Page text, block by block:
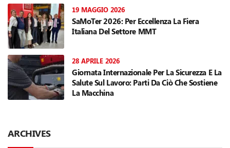
19 MAGGIO 2026
SaMoTer 2026: Per Eccellenza La Fiera
Italiana Del Settore MMT
28 APRILE 2026
Giornata Internazionale Per La Sicurezza E La
Salute Sul Lavoro: Parti Da Ciò Che Sostiene
La Macchina
ARCHIVES